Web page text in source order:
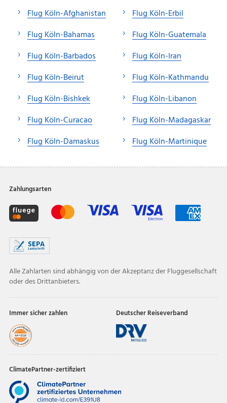
Flug Köln-Afghanistan
Flug Köln-Bahamas
Flug Köln-Barbados
Flug Köln-Beirut
Flug Köln-Bishkek
Flug Köln-Curacao
Flug Köln-Damaskus
Flug Köln-Erbil
Flug Köln-Guatemala
Flug Köln-Iran
Flug Köln-Kathmandu
Flug Köln-Libanon
Flug Köln-Madagaskar
Flug Köln-Martinique